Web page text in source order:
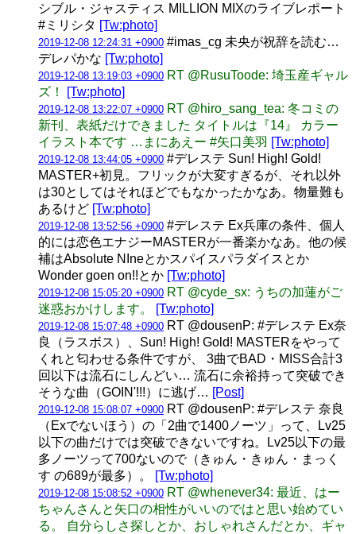
シブル・ジャスティス MILLION MIXのライブレポート
#ミリシタ [Tw:photo]
2019-12-08 12:24:31 +0900 #imas_cg 未央が祝辞を読む…
デレパかな [Tw:photo]
2019-12-08 13:19:03 +0900 RT @RusuToode: 埼玉産ギャル
ズ！
[Tw:photo]
2019-12-08 13:22:07 +0900 RT @hiro_sang_tea: 冬コミの
新刊、表紙だけできました タイトルは『14』 カラー
イラスト本です …まにあえー #矢口美羽 [Tw:photo]
2019-12-08 13:44:05 +0900 #デレステ Sun! High! Gold!
MASTER+初見。フリックが大変すぎるが、それ以外
は30としてはそれほどでもなかったかなあ。物量難も
あるけど [Tw:photo]
2019-12-08 13:52:56 +0900 #デレステ Ex兵庫の条件、個人
的には恋色エナジーMASTERが一番楽かなあ。他の候
補はAbsolute NIneとかスパイスパラダイスとか
Wonder goen on!!とか [Tw:photo]
2019-12-08 15:05:20 +0900 RT @cyde_sx: うちの加蓮がご
迷惑おかけします。
[Tw:photo]
2019-12-08 15:07:48 +0900 RT @dousenP: #デレステ Ex奈
良（ラスボス）、Sun! High! Gold! MASTERをやって
くれと匂わせる条件ですが、 3曲でBAD・MISS合計3
回以下は流石にしんどい… 流石に余裕持って突破でき
そうな曲（GOIN'!!!）に逃げ… [Post]
2019-12-08 15:08:07 +0900 RT @dousenP: #デレステ 奈良
（Exでないほう）の「2曲で1400ノーツ」って、Lv25
以下の曲だけでは突破できないですね。Lv25以下の最
多ノーツって700ないので（きゅん・きゅん・まっく
す の689が最多）。
[Tw:photo]
2019-12-08 15:08:52 +0900 RT @whenever34: 最近、はー
ちゃんさんと矢口の相性がいいのではと思い始めてい
る。 自分らしさ探しとか、おしゃれさんだとか、ギャ